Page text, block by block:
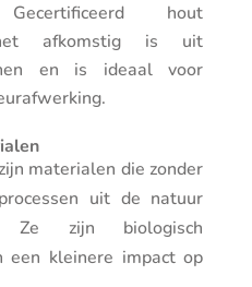
hout
afkomstig is uit
en is ideaal voor
materialen die zonder
uit de natuur
Ze zijn biologisch
een kleinere impact op